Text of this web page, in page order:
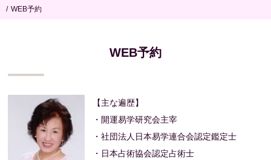
WEB予約
WEB予約
【主な遍歴】
・開運易学研究会主宰
・社団法人日本易学連合会認定鑑定士
・日本占術協会認定占術士